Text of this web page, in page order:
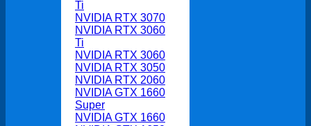
Ti
NVIDIA RTX 3070
NVIDIA RTX 3060
Ti
NVIDIA RTX 3060
NVIDIA RTX 3050
NVIDIA RTX 2060
NVIDIA GTX 1660
Super
NVIDIA GTX 1660